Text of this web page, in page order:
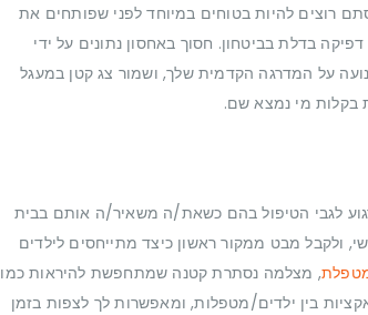
רוצים להיות בטוחים במיוחד לפני שפותחים את
בדלת בביטחון. חסוך באחסון נתונים על ידי
על המדרגה הקדמית שלך, ושמור צג קטן במעגל
בקלות מי נמצא שם.
לגבי הטיפול בהם כשאת/ה משאיר/ה אותם בבית
ולקבל מבט ממקור ראשון כיצד מתייחסים לילדים
, מצלמה נסתרת קטנה שמתחפשת להיראות כמו
בין ילדים/מטפלות, ומאפשרות לך לצפות בזמן